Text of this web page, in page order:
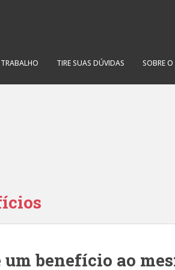
TIRE SUAS DÚVIDAS SOBRE
um benefício ao